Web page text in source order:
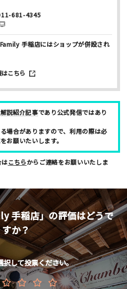
）
30代 40代
意）
ございましたら
681-4345
手稲店にはショップが併設され
こちら
解説紹介記事であり公式発信ではあり
場合がありますので、利用の際は必
お願いたいします。
こちらからご連絡をお願いいたしま
手稲店」の評価はどうで
すか？
択して投票ください。